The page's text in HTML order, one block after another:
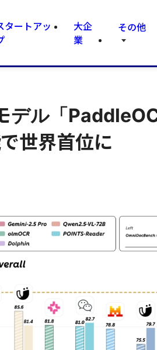
タートアッ
大企
業
その他
デル「
世界首位に